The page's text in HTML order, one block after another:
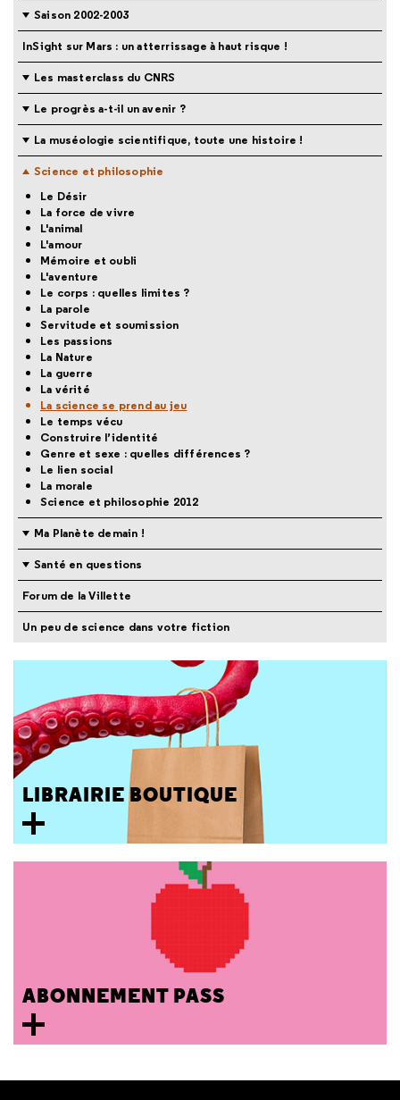
Saison 2002-2003
InSight sur Mars : un atterrissage à haut risque !
Les masterclass du CNRS
Le progrès a-t-il un avenir ?
La muséologie scientifique, toute une histoire !
Science et philosophie
Le Désir
La force de vivre
L'animal
L'amour
Mémoire et oubli
L'aventure
Le corps : quelles limites ?
La parole
Servitude et soumission
Les passions
La Nature
La guerre
La vérité
La science se prend au jeu
Le temps vécu
Construire l’identité
Genre et sexe : quelles différences ?
Le lien social
La morale
Science et philosophie 2012
Ma Planète demain !
Santé en questions
Forum de la Villette
Un peu de science dans votre fiction
LIBRAIRIE BOUTIQUE
ABONNEMENT PASS